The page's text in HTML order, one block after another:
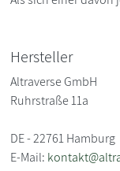
Hersteller
Altraverse GmbH
Ruhrstraße 11a
DE - 22761 Hamburg
E-Mail: